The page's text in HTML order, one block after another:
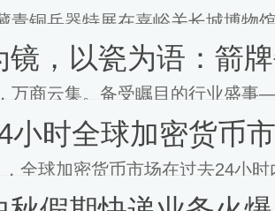
铜兵器特展在嘉峪关长城博物
穿越时空的
镜，以瓷为语：箭
万商云集。备受瞩目的行业盛
领军品牌，箭牌瓷砖将携旗舰新
小时全球加密货币
全球加密货币市场在过去24小
史纪录。 根据公开资